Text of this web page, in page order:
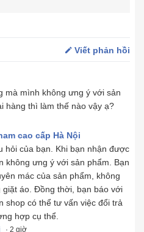
Viết phản hồi
mà mình không ưng ý với sản
hàng thì làm thế nào vậy ạ?
cao cấp Hà Nội
hỏi của bạn. Khi bạn nhận được
không ưng ý với sản phẩm. Bạn
mác của sản phẩm, không
giặt áo. Đồng thời, bạn báo với
shop có thể tư vấn việc đổi trả
hợp cụ thể.
· 2 giờ